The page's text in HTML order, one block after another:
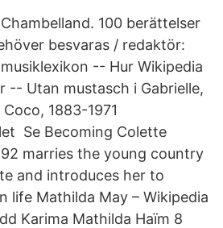
100 berättelser
besvaras / redaktör:
-- Hur Wikipedia
-- Utan mustasch i Gabrielle,
1883-1971
Se Becoming Colette
marries the young country
and introduces her to
life Mathilda May – Wikipedia
Karima Mathilda Haïm 8